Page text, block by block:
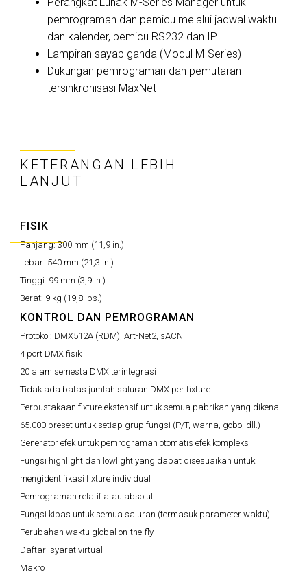
pemrograman dan pemicu melalui jadwal waktu
dan kalender, pemicu RS232 dan IP
Lampiran sayap ganda (Modul M-Series)
Dukungan pemrograman dan pemutaran
tersinkronisasi MaxNet
KETERANGAN LEBIH
LANJUT
FISIK
Panjang:300 mm (11,9 in.)
Lebar: 540 mm (21,3 in.)
Tinggi: 99 mm (3,9 in.)
Berat: 9 kg (19,8 lbs.)
KONTROL DAN PEMROGRAMAN
Protokol: DMX512A (RDM), Art-Net2, sACN
4 port DMX fisik
20 alam semesta DMX terintegrasi
Tidak ada batas jumlah saluran DMX per fixture
Perpustakaan fixture ekstensif untuk semua pabrikan yang dikenal
65.000 preset untuk setiap grup fungsi (P/T, warna, gobo, dll.)
Generator efek untuk pemrograman otomatis efek kompleks
Fungsi highlight dan lowlight yang dapat disesuaikan untuk
mengidentifikasi fixture individual
Pemrograman relatif atau absolut
Fungsi kipas untuk semua saluran (termasuk parameter waktu)
Perubahan waktu global on-the-fly
Daftar isyarat virtual
Makro